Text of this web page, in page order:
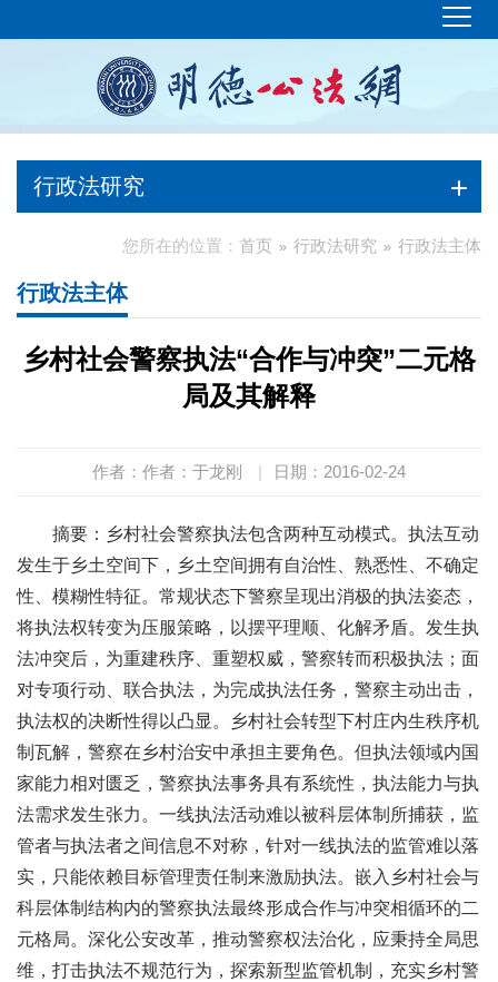
行政法研究
您所在的位置： 首页 行政法研究 行政法主体
行政法主体
乡村社会警察执法“合作与冲突”二元格
局及其解释
作者：作者：于龙刚 | 日期：2016-02-24
摘要：乡村社会警察执法包含两种互动模式。执法互动
发生于乡土空间下，乡土空间拥有自治性、熟悉性、不确定
性、模糊性特征。常规状态下警察呈现出消极的执法姿态，
将执法权转变为压服策略，以摆平理顺、化解矛盾。发生执
法冲突后，为重建秩序、重塑权威，警察转而积极执法；面
对专项行动、联合执法，为完成执法任务，警察主动出击，
执法权的决断性得以凸显。乡村社会转型下村庄内生秩序机
制瓦解，警察在乡村治安中承担主要角色。但执法领域内国
家能力相对匮乏，警察执法事务具有系统性，执法能力与执
法需求发生张力。一线执法活动难以被科层体制所捕获，监
管者与执法者之间信息不对称，针对一线执法的监管难以落
实，只能依赖目标管理责任制来激励执法。嵌入乡村社会与
科层体制结构内的警察执法最终形成合作与冲突相循环的二
元格局。深化公安改革，推动警察权法治化，应秉持全局思
维，打击执法不规范行为，探索新型监管机制，充实乡村警